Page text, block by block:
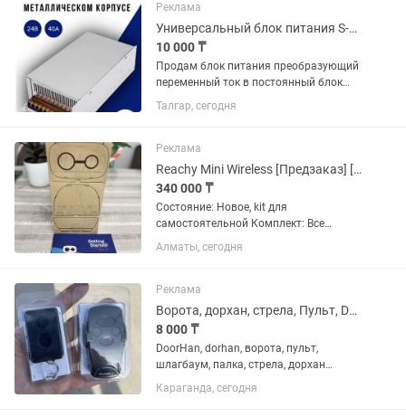
Реклама
Универсальный блок питания S-90-24
10 000 ₸
Продам блок питания преобразующий
переменный ток в постоянный блок
новый отдам за 10000тг.
Талгар, сегодня
Реклама
Reachy Mini Wireless [Предзаказ] [Hugging Face]
340 000 ₸
Состояние: Новое, kit для
самостоятельной Комплект: Все
детали и инструкция (сборка 1 час).
Открытый робот от Hugging Face.
микрофоны, динамики. Внутри свой...
Алматы, сегодня
Реклама
Ворота, дорхан, стрела, Пульт, DoorHan, дорхан, Дорхан, дуорхан
8 000 ₸
DoorHan, dorhan, ворота, пульт,
шлагбаум, палка, стрела, дорхан
Пульты и многое другое DOORHAN,
Дорхан
Караганда, сегодня